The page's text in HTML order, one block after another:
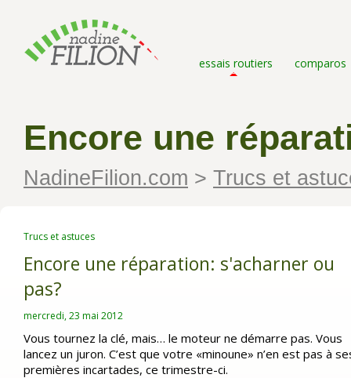
essais routiers comparos
Encore une
NadineFilion.com > Trucs et
Trucs et astuces
Encore une réparation: s'acharner ou
pas?
mercredi, 23 mai 2012
Vous tournez la clé, mais… le moteur ne démarre pas. Vous
lancez un juron. C’est que votre «minoune» n’en est pas à
premières incartades, ce trimestre-ci.